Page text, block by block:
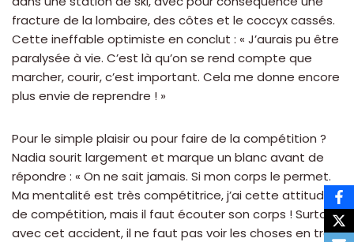
fracture de la lombaire, des côtes et le coccyx cassés.
Cette ineffable optimiste en conclut : « J’aurais pu être
paralysée à vie. C’est là qu’on se rend compte que
marcher, courir, c’est important. Cela me donne encore
plus envie de reprendre ! »
Pour le simple plaisir ou pour faire de la compétition ?
Nadia sourit largement et marque un blanc avant de
répondre : « On ne sait jamais. Si mon corps le permet.
Ma mentalité est très compétitrice, j’ai cette attitude
de compétition, mais il faut écouter son corps ! Surtout
avec cet accident, il ne faut pas voir les choses en trop